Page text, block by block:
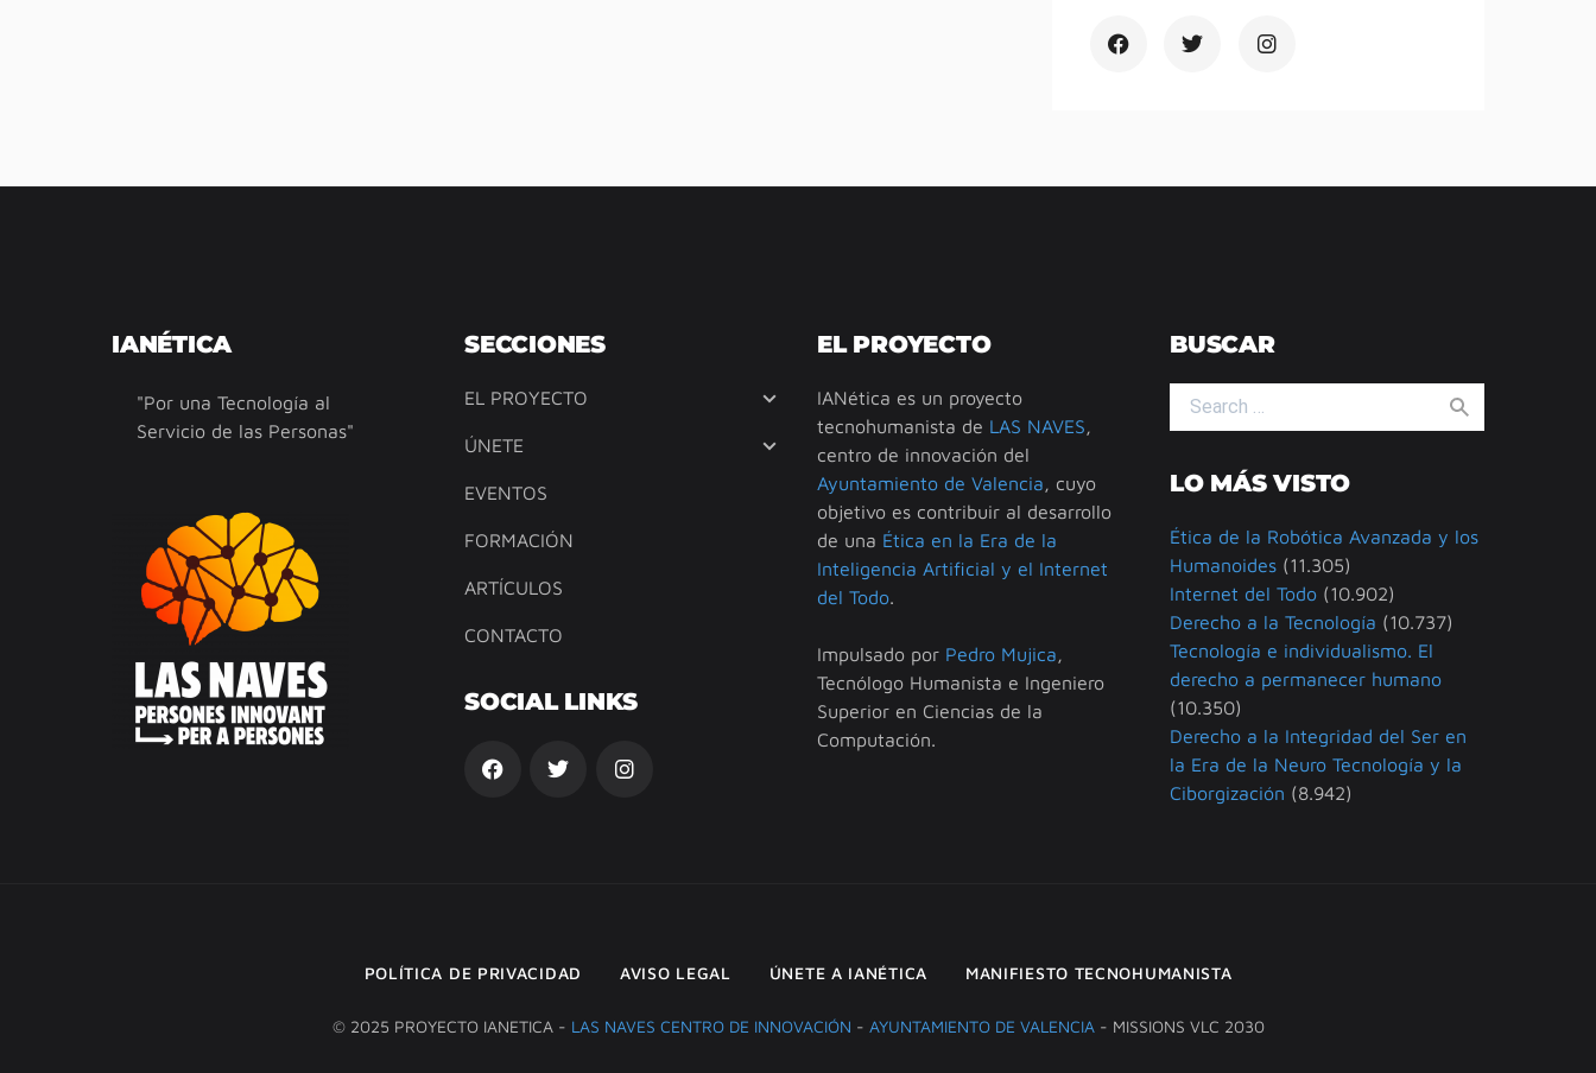
IANÉTICA
"Por una Tecnología al
Servicio de las Personas"
SECCIONES
EL PROYECTO
ÚNETE
EVENTOS
FORMACIÓN
ARTÍCULOS
CONTACTO
SOCIAL LINKS
EL PROYECTO
IANética es un proyecto
tecnohumanista de LAS NAVES,
centro de innovación del
Ayuntamiento de Valencia, cuyo
objetivo es contribuir al desarrollo
de una Ética en la Era de la
Inteligencia Artificial y el Internet
del Todo.
Impulsado por Pedro Mujica,
Tecnólogo Humanista e Ingeniero
Superior en Ciencias de la
Computación.
BUSCAR
Search for:
LO MÁS VISTO
Ética de la Robótica Avanzada y los
Humanoides (11.305)
Internet del Todo (10.902)
Derecho a la Tecnología (10.737)
Tecnología e individualismo. El
derecho a permanecer humano
(10.350)
Derecho a la Integridad del Ser en
la Era de la Neuro Tecnología y la
Ciborgización (8.942)
POLÍTICA DE PRIVACIDAD AVISO LEGAL ÚNETE A IANÉTICA MANIFIESTO TECNOHUMANISTA
© 2025 PROYECTO IANETICA - LAS NAVES CENTRO DE INNOVACIÓN - AYUNTAMIENTO DE VALENCIA- MISSIONS VLC 2030